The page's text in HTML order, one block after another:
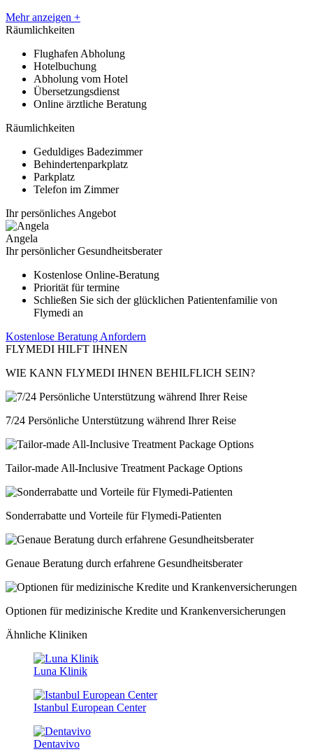
Mehr anzeigen +
Räumlichkeiten
Flughafen Abholung
Hotelbuchung
Abholung vom Hotel
Übersetzungsdienst
Online ärztliche Beratung
Räumlichkeiten
Geduldiges Badezimmer
Behindertenparkplatz
Parkplatz
Telefon im Zimmer
Ihr persönliches Angebot
Angela
Ihr persönlicher Gesundheitsberater
Kostenlose Online-Beratung
Priorität für termine
Schließen Sie sich der glücklichen Patientenfamilie von
Flymedi an
Kostenlose Beratung Anfordern
FLYMEDI HILFT IHNEN
WIE KANN FLYMEDI IHNEN BEHILFLICH SEIN?
7/24 Persönliche Unterstützung während Ihrer Reise
Tailor-made All-Inclusive Treatment Package Options
Sonderrabatte und Vorteile für Flymedi-Patienten
Genaue Beratung durch erfahrene Gesundheitsberater
Optionen für medizinische Kredite und Krankenversicherungen
Ähnliche Kliniken
Luna Klinik
Istanbul European Center
Dentavivo